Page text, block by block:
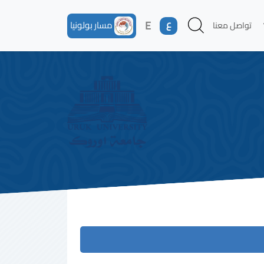
تواصل معنا ع E مسار بولونيا